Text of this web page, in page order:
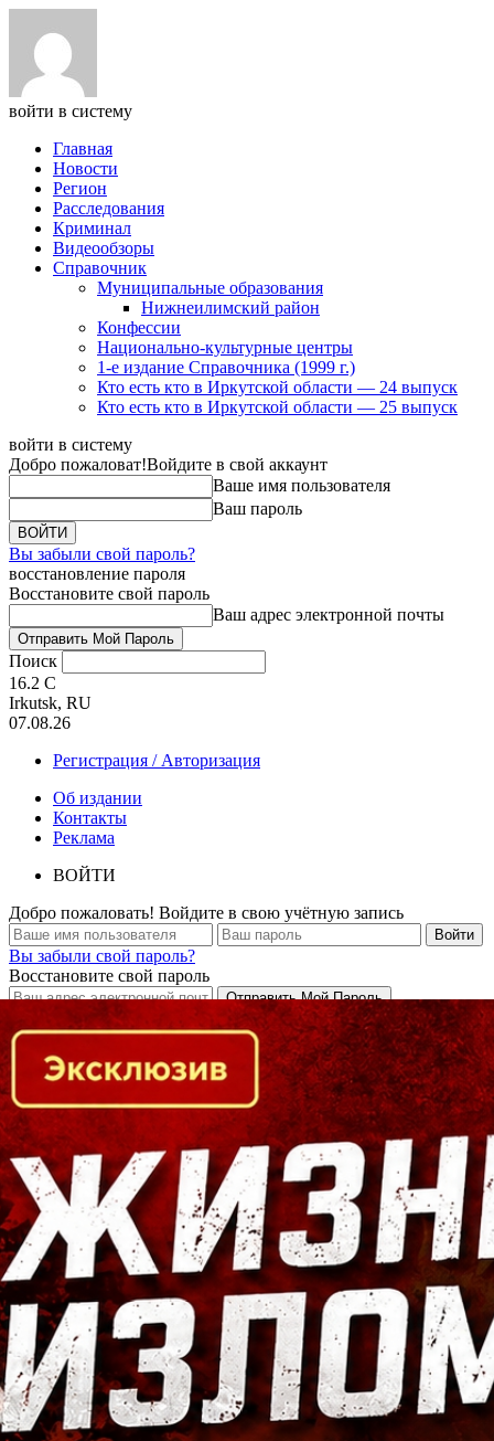
войти в систему
Главная
Новости
Регион
Расследования
Криминал
Видеообзоры
Справочник
Муниципальные образования
Нижнеилимский район
Конфессии
Национально-культурные центры
1-е издание Справочника (1999 г.)
Кто есть кто в Иркутской области — 24 выпуск
Кто есть кто в Иркутской области — 25 выпуск
войти в систему
Добро пожаловат!Войдите в свой аккаунт
Ваше имя пользователя
Ваш пароль
Вы забыли свой пароль?
восстановление пароля
Восстановите свой пароль
Ваш адрес электронной почты
Поиск
16.2 C
Irkutsk, RU
07.08.26
Регистрация / Авторизация
Об издании
Контакты
Реклама
ВОЙТИ
Добро пожаловать! Войдите в свою учётную запись
Вы забыли свой пароль?
Восстановите свой пароль
Кто есть кто в Байкальском регионе